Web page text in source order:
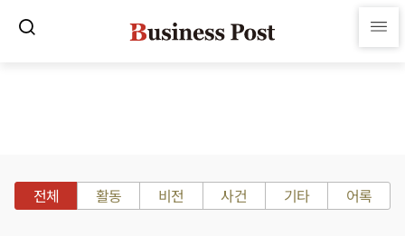
전체 활동 비전 사건 기타 어록